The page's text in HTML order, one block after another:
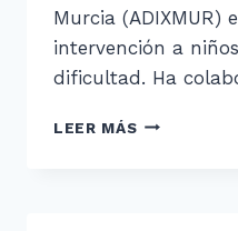
Murcia (ADIXMUR)
intervención a
dificultad. Ha
LEER MÁSDISLEXIA